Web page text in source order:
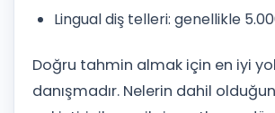
Lingual diş telleri: genellikle
Doğru tahmin almak için en iyi
danışmadır. Nelerin dahil